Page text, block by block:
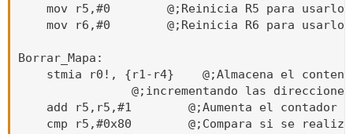
mov r5,#0        @;Reinicia R5 para usarlo
mov r6,#0        @;Reinicia R6 para usarlo
Borrar_Mapa:
stmia r0!, {r1-r4}    @;Almacena el
@;incrementando las
add r5,r5,#1        @;Aumenta el contador
cmp r5,#0x80        @;Compara si se